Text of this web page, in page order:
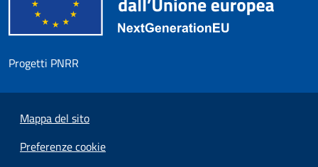
Progetti PNRR
Mappa del sito
Preferenze cookie